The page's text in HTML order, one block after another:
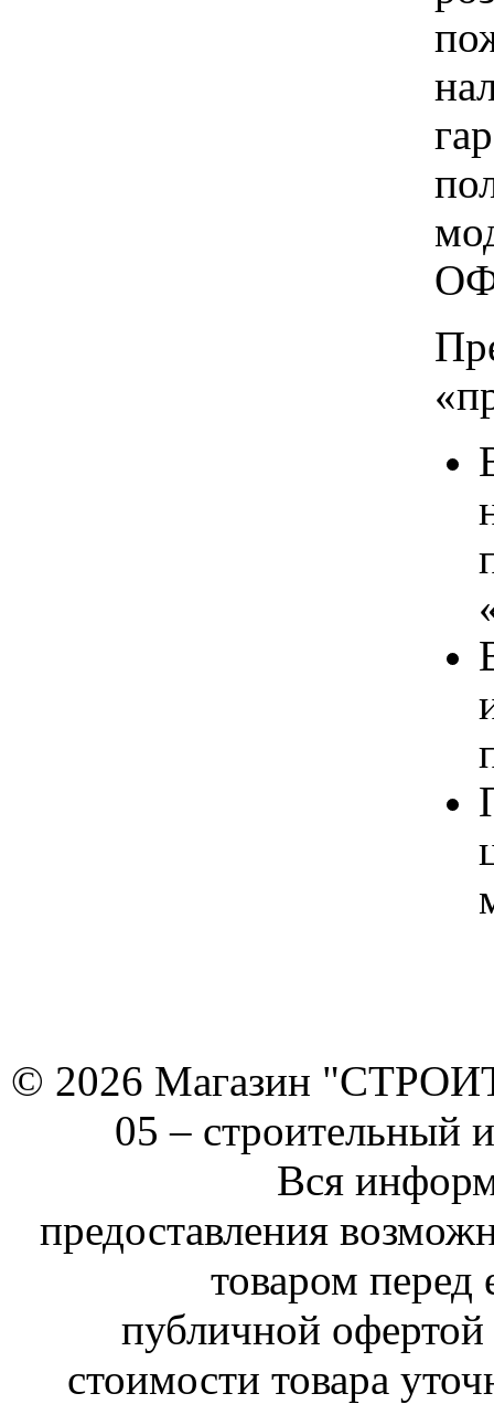
© 2026 Магазин
05 – строительный
Вся
предоставления
товаром перед
публичной
стоимости товара